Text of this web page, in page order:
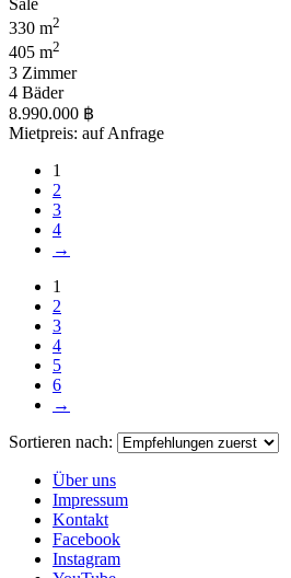
330 m2
405 m2
3 Zimmer
4 Bäder
8.990.000 ฿
Mietpreis: auf Anfrage
1
2
3
4
→
1
2
3
4
5
6
→
Sortieren nach:
Über uns
Impressum
Kontakt
Facebook
Instagram